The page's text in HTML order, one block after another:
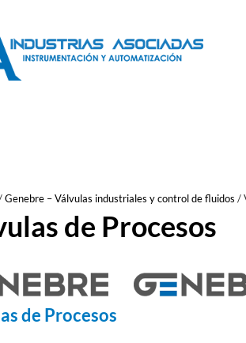
Genebre – Válvulas industriales y control de fluidos /
de Procesos
de Procesos